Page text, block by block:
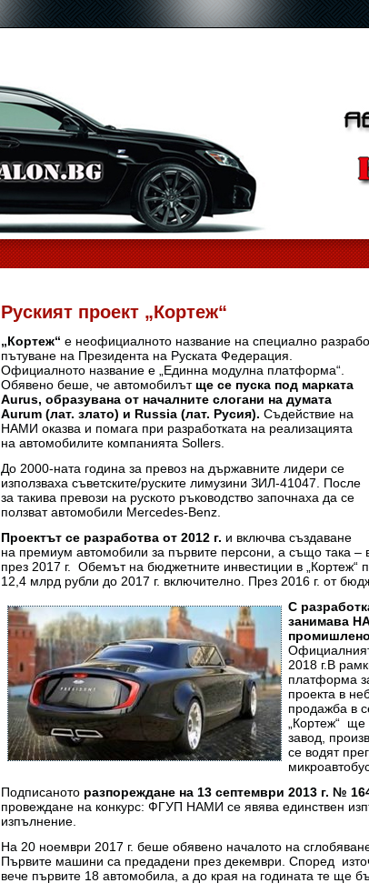
Руският проект „Кортеж“
„Кортеж“ е неофициалното название на специално
пътуване на Президента на Руската Федерация.
Официалното название е „Единна модулна платформа“.
Обявено беше, че автомобилът ще се пуска под марката
Aurus, образувана от началните слогани на думата
Aurum (лат. злато) и Russia (лат. Русия). Съдействие на
НАМИ оказва и помага при разработката на реализацията
на автомобилите компанията Sollers.
До 2000-ната година за превоз на държавните лидери се
използваха съветските/руските лимузини ЗИЛ-41047. После
за такива превози на руското ръководство започнаха да се
ползват автомобили Mercedes-Benz.
Проектът се разработва от 2012 г. и включва създаване
на премиум автомобили за първите персони, а също така –
през 2017 г. Обемът на бюджетните инвестиции в „Кортеж“
12,4 млрд рубли до 2017 г. включително. През 2016 г. от
С
занимава
2018 г.В
платформа
проекта в
продажба в
„Кортеж“
завод,
се водят
Подписаното разпореждане на 13 септември 2013 г. №
провеждане на конкурс: ФГУП НАМИ се явява единствен
изпълнение.
На 20 ноември 2017 г. беше обявено началото на
Първите машини са предадени през декември. Според
вече първите 18 автомобила, а до края на годината те ще